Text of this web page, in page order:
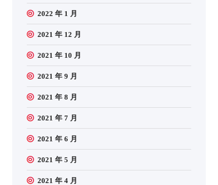
2022 年 1 月
2021 年 12 月
2021 年 10 月
2021 年 9 月
2021 年 8 月
2021 年 7 月
2021 年 6 月
2021 年 5 月
2021 年 4 月